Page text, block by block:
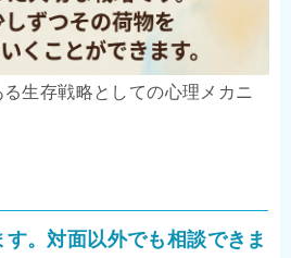
生存戦略としての心理メカニ
。対面以外でも相談できま